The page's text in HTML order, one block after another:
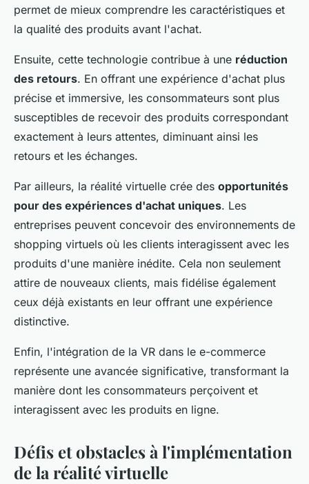
permet de mieux comprendre les caractéristiques et
la qualité des produits avant l'achat.
Ensuite, cette technologie contribue à une réduction
des retours. En offrant une expérience d'achat plus
précise et immersive, les consommateurs sont plus
susceptibles de recevoir des produits correspondant
exactement à leurs attentes, diminuant ainsi les
retours et les échanges.
Par ailleurs, la réalité virtuelle crée des opportunités
pour des expériences d'achat uniques. Les
entreprises peuvent concevoir des environnements de
shopping virtuels où les clients interagissent avec les
produits d'une manière inédite. Cela non seulement
attire de nouveaux clients, mais fidélise également
ceux déjà existants en leur offrant une expérience
distinctive.
Enfin, l'intégration de la VR dans le e-commerce
représente une avancée significative, transformant la
manière dont les consommateurs perçoivent et
interagissent avec les produits en ligne.
Défis et obstacles à l'implémentation
de la réalité virtuelle